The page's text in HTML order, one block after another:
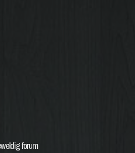
forum